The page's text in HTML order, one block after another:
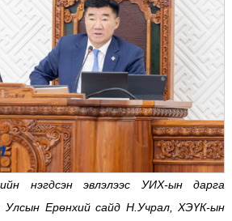
нэгдсэн эвлэлээс УИХ-ын дарга
Ерөнхий сайд Н.Учрал, ХЭҮК-ын